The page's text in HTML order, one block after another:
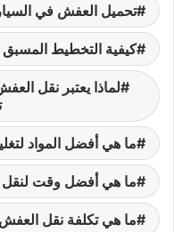
تحميل العفش في
كيفية التخطيط
لماذا يعتبر نقل
ما هي أفضل المواد
ما هي أفضل وقت لنقل
ما هي تكلفة نقل